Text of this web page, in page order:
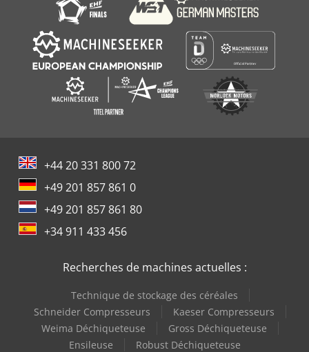
+44 20 331 800 72
+49 201 857 861 0
+49 201 857 861 80
+34 911 433 456
Recherches de machines actuelles :
Technique de stockage des céréales
Schneider Compresseurs
Kaeser Compresseurs
Weima Déchiqueteuse
Gross Déchiqueteuse
Ensileuse
Robust Déchiqueteuse